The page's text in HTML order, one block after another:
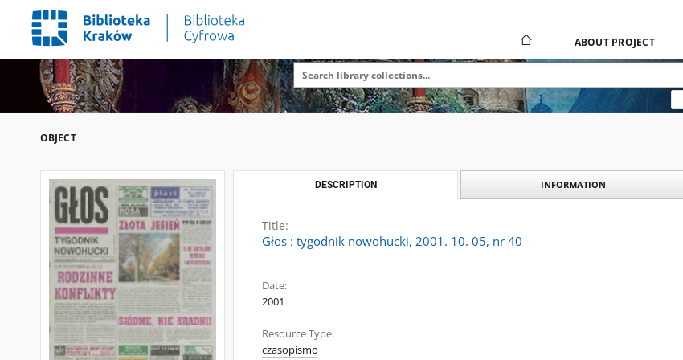
ABOUT PROJECT
OBJECT
DESCRIPTION INFORMATION
Title:
Głos : tygodnik nowohucki, 2001. 10. 05, nr 40
Date:
2001
Resource Type:
czasopismo